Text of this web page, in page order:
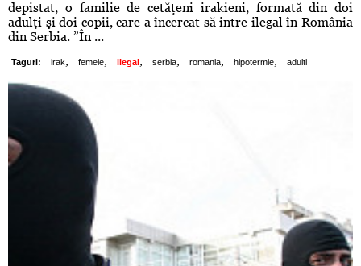
depistat, o familie de cetăţeni irakieni, formată din doi
adulţi şi doi copii, care a încercat să intre ilegal în România
din Serbia. ”În ...
Taguri: irak, femeie, ilegal , serbia, romania, hipotermie, adulti